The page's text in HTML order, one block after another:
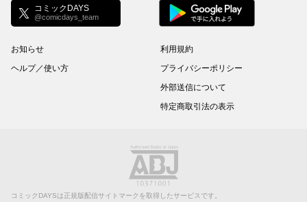
コミックDAYS
@comicdays_team
お知らせ
ヘルプ／使い方
利用規約
プライバシーポリシー
外部送信について
特定商取引法の表示
コミックDAYSは正規版配信サイトマークを取得したサービスです。